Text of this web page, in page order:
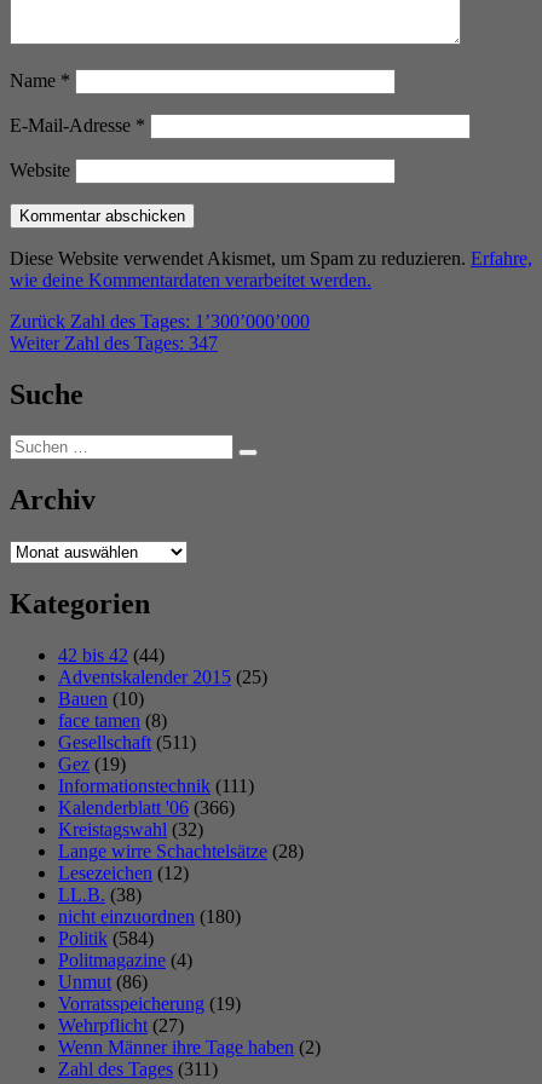
Name *
E-Mail-Adresse *
Website
Diese Website verwendet Akismet, um Spam zu reduzieren. Erfahre,
wie deine Kommentardaten verarbeitet werden.
Beitragsnavigation
Zurück Vorheriger
Beitrag:
Zahl des Tages: 1’300’000’000
Weiter Nächster
Zahl des Tages: 347
Suche
Suchen
nach:
Suchen
Archiv
Archiv
Kategorien
42 bis 42 (44)
Adventskalender 2015 (25)
Bauen (10)
face tamen (8)
Gesellschaft (511)
Gez (19)
Informationstechnik (111)
Kalenderblatt '06 (366)
Kreistagswahl (32)
Lange wirre Schachtelsätze (28)
Lesezeichen (12)
LL.B. (38)
nicht einzuordnen (180)
Politik (584)
Politmagazine (4)
Unmut (86)
Vorratsspeicherung (19)
Wehrpflicht (27)
Wenn Männer ihre Tage haben (2)
Zahl des Tages (311)